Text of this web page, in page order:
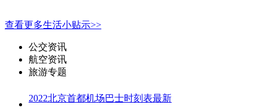
查看更多生活小贴示>>
公交资讯
航空资讯
旅游专题
2022北京首都机场巴士时刻表最新